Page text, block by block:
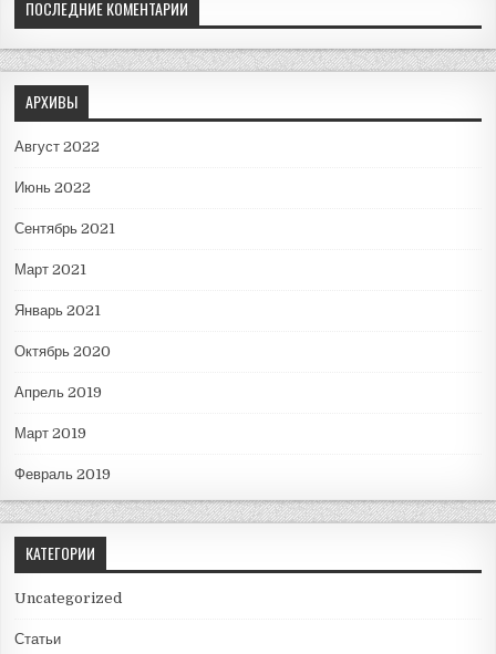
ПОСЛЕДНИЕ КОМЕНТАРИИ
АРХИВЫ
Август 2022
Июнь 2022
Сентябрь 2021
Март 2021
Январь 2021
Октябрь 2020
Апрель 2019
Март 2019
Февраль 2019
КАТЕГОРИИ
Uncategorized
Статьи